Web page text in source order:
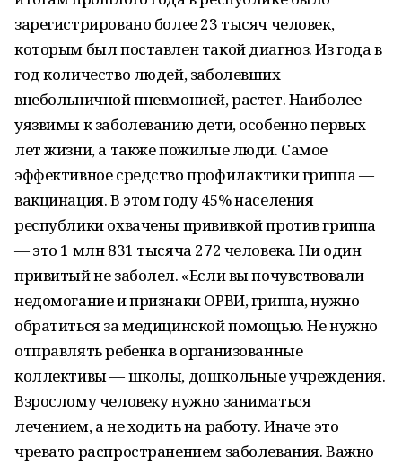
зарегистрировано более 23 тысяч человек,
которым был поставлен такой диагноз. Из года в
год количество людей, заболевших
внебольничной пневмонией, растет. Наиболее
уязвимы к заболеванию дети, особенно первых
лет жизни, а также пожилые люди. Самое
эффективное средство профилактики гриппа —
вакцинация. В этом году 45% населения
республики охвачены прививкой против гриппа
— это 1 млн 831 тысяча 272 человека. Ни один
привитый не заболел. «Если вы почувствовали
недомогание и признаки ОРВИ, гриппа, нужно
обратиться за медицинской помощью. Не нужно
отправлять ребенка в организованные
коллективы — школы, дошкольные учреждения.
Взрослому человеку нужно заниматься
лечением, а не ходить на работу. Иначе это
чревато распространением заболевания. Важно